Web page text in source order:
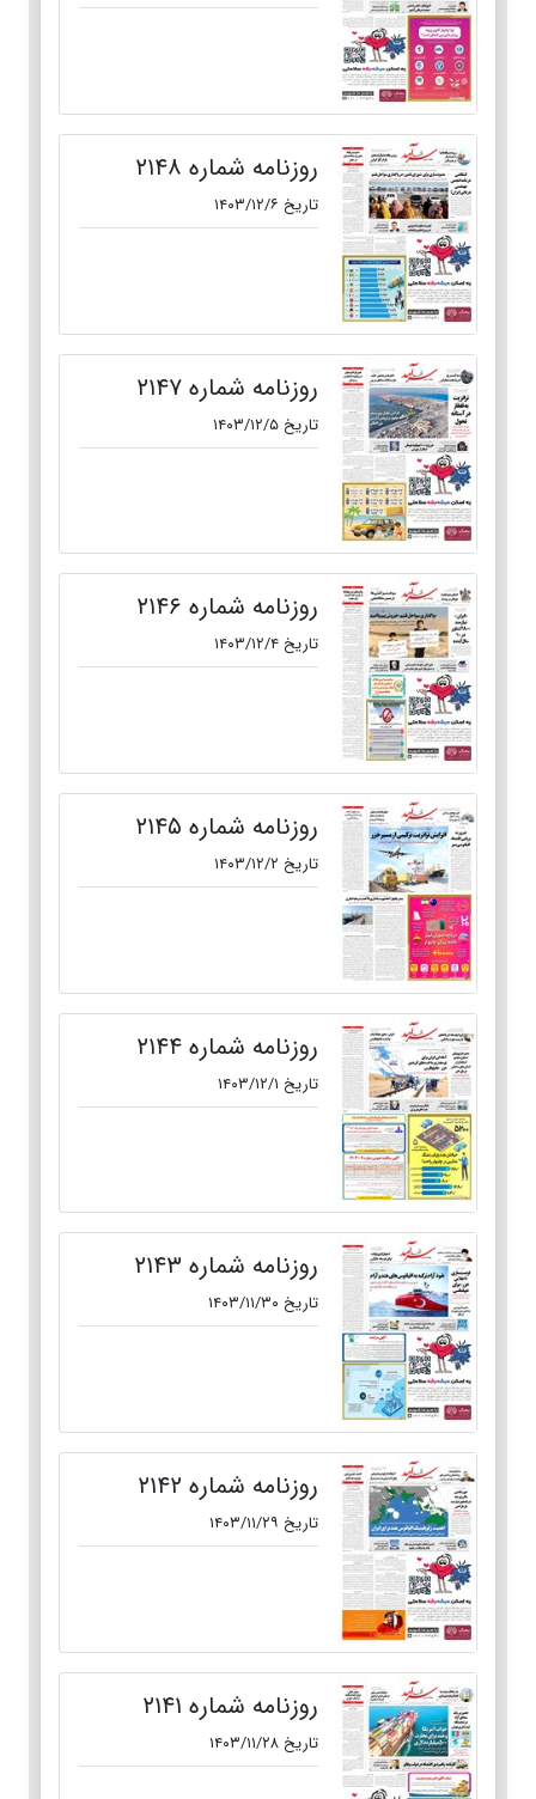
روزنامه شماره ۲۱۴۸
تاریخ ۱۴۰۳/۱۲/۶
روزنامه شماره ۲۱۴۷
تاریخ ۱۴۰۳/۱۲/۵
روزنامه شماره ۲۱۴۶
تاریخ ۱۴۰۳/۱۲/۴
روزنامه شماره ۲۱۴۵
تاریخ ۱۴۰۳/۱۲/۲
روزنامه شماره ۲۱۴۴
تاریخ ۱۴۰۳/۱۲/۱
روزنامه شماره ۲۱۴۳
تاریخ ۱۴۰۳/۱۱/۳۰
روزنامه شماره ۲۱۴۲
تاریخ ۱۴۰۳/۱۱/۲۹
روزنامه شماره ۲۱۴۱
تاریخ ۱۴۰۳/۱۱/۲۸